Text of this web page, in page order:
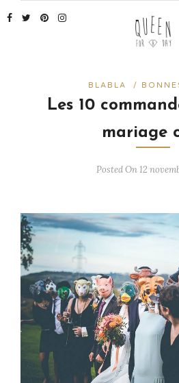
BLABLA /
Les 10
mariage
Posted On 12